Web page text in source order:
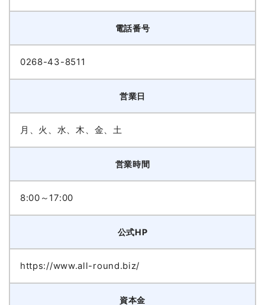
電話番号
0268-43-8511
営業日
月、火、水、木、金、土
営業時間
8:00～17:00
公式HP
https://www.all-round.biz/
資本金